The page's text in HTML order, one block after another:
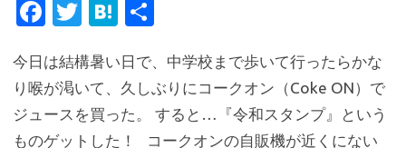
Fa
e
b
o
T
it
te
r
H
e
n
a
今日は結構暑い日で、中学校まで歩いて行ったらかな
り喉が渇いて、久しぶりにコークオン（Coke ON）で
ジュースを買った。 すると…『令和スタンプ』という
ものゲットした！ コークオンの自販機が近くにない